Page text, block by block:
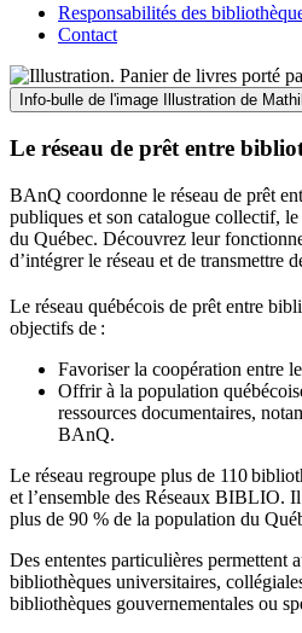
Responsabilités des
Contact
Info-bulle de l'image Illustration de
Le réseau de prêt entre
BAnQ coordonne le réseau de prêt
publiques et son catalogue collectif,
du Québec. Découvrez leur
d’intégrer le réseau et de transmettre
Le réseau québécois de prêt entre
objectifs de :
Favoriser la coopération entre
Offrir à la population
ressources documentaires,
BAnQ.
Le réseau regroupe plus de 110
et l’ensemble des Réseaux BIBLIO. Il
plus de 90 % de la population du Qué
Des ententes particulières permettent
bibliothèques universitaires,
bibliothèques gouvernementales ou